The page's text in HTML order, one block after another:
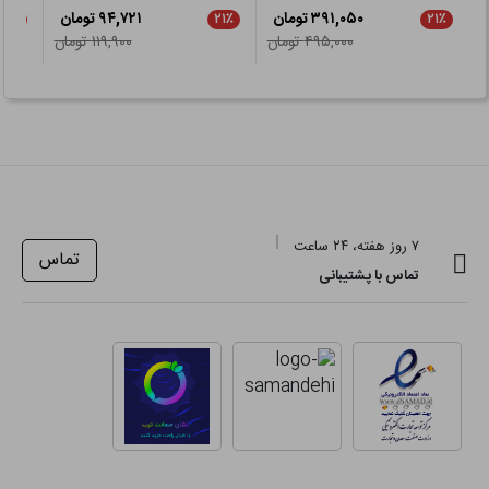
تمرین کنید تا نحوه استفاده درست از آن ها را یاد بگیرید. هر ابزار نیاز
به تمرین منظم دارد. اگر یک بار چکش زدید و میخ خم شد، باز هم
۲۱٪
۳۹۱,۰۵۰ تومان
۴۹۵,۰۰۰ تومان
۲۱٪
۹۴,۷۲۱ تومان
۱۱۹,۹۰۰ تومان
۷ روز هفته، ۲۴ ساعت
تماس با پشتیبانی
تماس